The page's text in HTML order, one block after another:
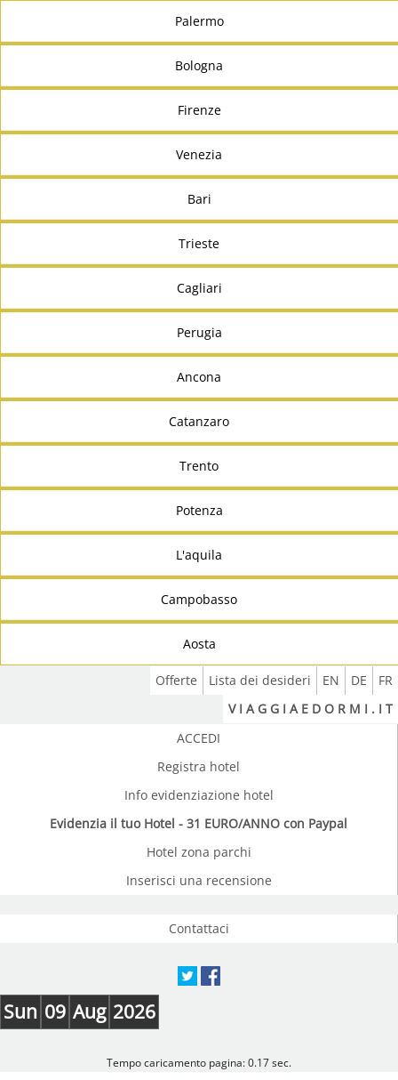
Palermo
Bologna
Firenze
Venezia
Bari
Trieste
Cagliari
Perugia
Ancona
Catanzaro
Trento
Potenza
L'aquila
Campobasso
Aosta
FR
DE
EN
Lista dei desideri
Offerte
V I A G G I A E D O R M I . I T
ACCEDI
Registra hotel
Info evidenziazione hotel
Evidenzia il tuo Hotel - 31 EURO/ANNO con Paypal
Hotel zona parchi
Inserisci una recensione
Contattaci
Sun 09 Aug 2026
Tempo caricamento pagina: 0.17 sec.